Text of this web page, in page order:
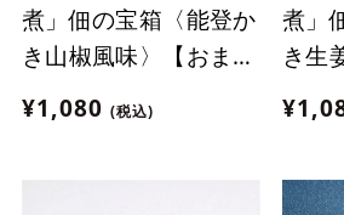
煮」佃の宝箱〈能登か
き山椒風味〉【おまと
め便対象】
¥1,080 (税込)
煮」
き生
便対